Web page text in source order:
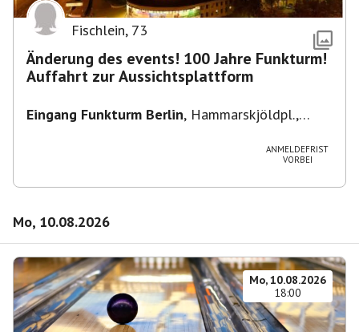
Fischlein, 73
Änderung des events! 100 Jahre Funkturm!
Auffahrt zur Aussichtsplattform
Eingang Funkturm Berlin, Hammarskjöldpl.,
ANMELDEFRIST
VORBEI
Mo, 10.08.2026
Mo, 10.08.2026
18:00